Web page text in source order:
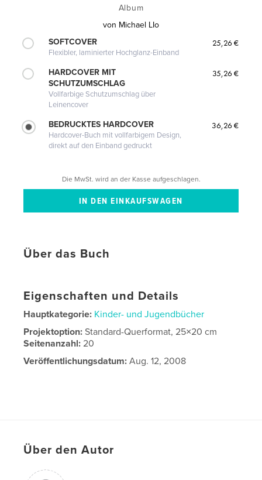
Album
von Michael LIo
SOFTCOVER
Flexibler, laminierter Hochglanz-Einband
25,26 €
HARDCOVER MIT
SCHUTZUMSCHLAG
Vollfarbige Schutzumschlag über
Leinencover
35,26 €
BEDRUCKTES HARDCOVER
Hardcover-Buch mit vollfarbigem Design,
direkt auf den Einband gedruckt
36,26 €
Die MwSt. wird an der Kasse aufgeschlagen.
Über das Buch
Eigenschaften und Details
Hauptkategorie: Kinder- und Jugendbücher
Projektoption:Standard-Querformat, 25×20 cm
Seitenanzahl:20
Veröffentlichungsdatum: Aug. 12, 2008
Über den Autor